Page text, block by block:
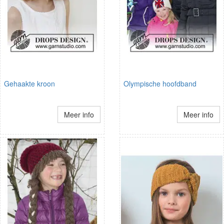
Gehaakte kroon
Meer info
Olympische hoofdband
Meer info